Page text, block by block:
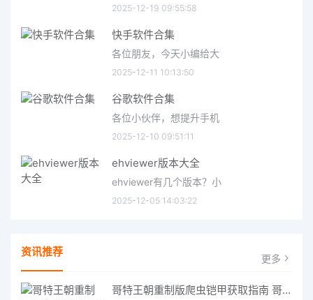
2025-12-19 09:55:58
快手软件合集
各位朋友，今天小编给大
2025-12-11 10:13:50
谷歌软件合集
各位小伙伴，想提升手机
2025-12-10 09:51:11
ehviewer版本大全
ehviewer有几个版本？小
2025-12-05 14:03:22
资讯推荐 更多
哥特王朝重制版爬虫铠甲获取指南 哥特王朝重制版爬虫铠甲获取方法